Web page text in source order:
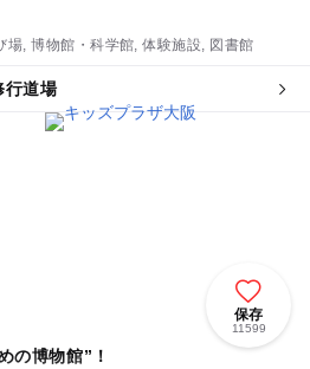
場, 博物館・科学館, 体験施設, 図書館
行道場
保存
11599
の博物館”！